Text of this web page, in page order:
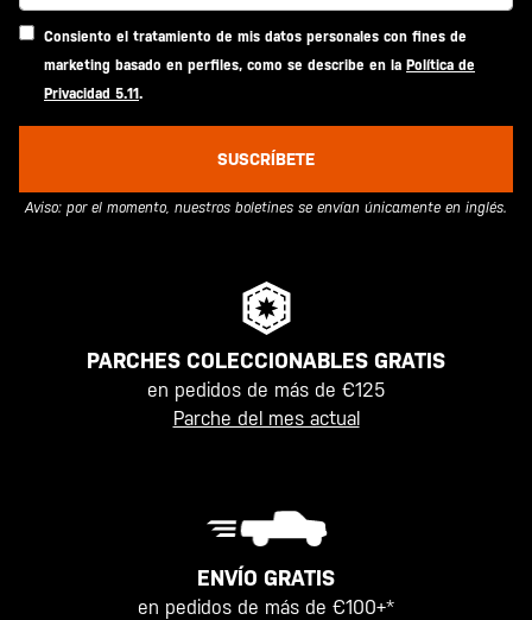
Consiento el tratamiento de mis datos personales con fines de
marketing basado en perfiles, como se describe en la Política de
Privacidad 5.11.
SUSCRÍBETE
Aviso: por el momento, nuestros boletines se envían únicamente en inglés.
PARCHES COLECCIONABLES GRATIS
en pedidos de más de €125
Parche del mes actual
ENVÍO GRATIS
en pedidos de más de €100+*